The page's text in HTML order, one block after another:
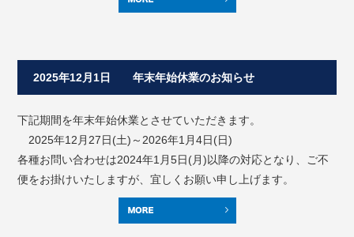
2025年12月1日 年末年始休業のお知らせ
下記期間を年末年始休業とさせていただきます。
2025年12月27日(土)～2026年1月4日(日)
各種お問い合わせは2024年1月5日(月)以降の対応となり、ご不
便をお掛けいたしますが、宜しくお願い申し上げます。